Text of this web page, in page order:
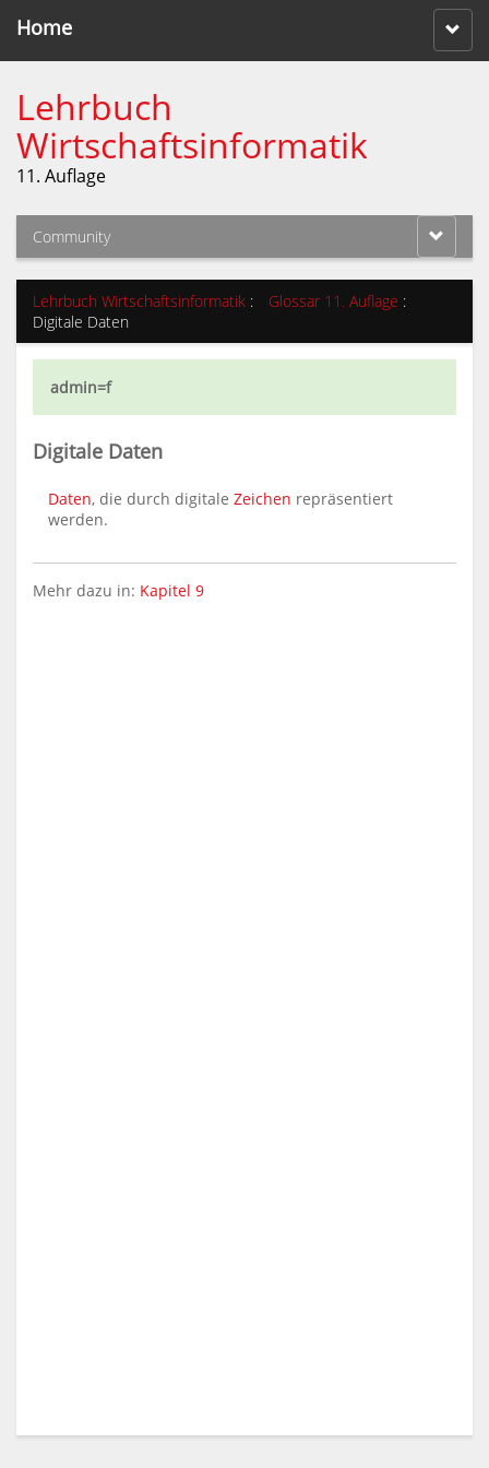
Home
Lehrbuch
Wirtschaftsinformatik
11. Auflage
Community
Lehrbuch Wirtschaftsinformatik : Glossar 11. Auflage :
Digitale Daten
admin=f
Digitale Daten
Daten, die durch digitale Zeichen repräsentiert
werden.
Mehr dazu in: Kapitel 9